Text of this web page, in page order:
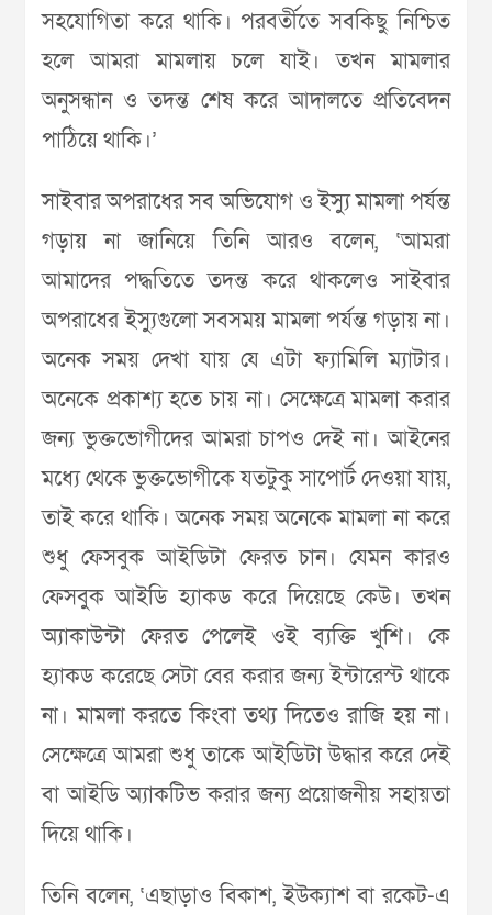
সহযোগিতা করে থাকি। পরবর্তীতে সবকিছু নিশ্চিত
হলে আমরা মামলায় চলে যাই। তখন মামলার
অনুসন্ধান ও তদন্ত শেষ করে আদালতে প্রতিবেদন
পাঠিয়ে থাকি।’
সাইবার অপরাধের সব অভিযোগ ও ইস্যু মামলা পর্যন্ত
গড়ায় না জানিয়ে তিনি আরও বলেন, ‘আমরা
আমাদের পদ্ধতিতে তদন্ত করে থাকলেও সাইবার
অপরাধের ইস্যুগুলো সবসময় মামলা পর্যন্ত গড়ায় না।
অনেক সময় দেখা যায় যে এটা ফ্যামিলি ম্যাটার।
অনেকে প্রকাশ্য হতে চায় না। সেক্ষেত্রে মামলা করার
জন্য ভুক্তভোগীদের আমরা চাপও দেই না। আইনের
মধ্যে থেকে ভুক্তভোগীকে যতটুকু সাপোর্ট দেওয়া যায়,
তাই করে থাকি। অনেক সময় অনেকে মামলা না করে
শুধু ফেসবুক আইডিটা ফেরত চান। যেমন কারও
ফেসবুক আইডি হ্যাকড করে দিয়েছে কেউ। তখন
অ্যাকাউন্টা ফেরত পেলেই ওই ব্যক্তি খুশি। কে
হ্যাকড করেছে সেটা বের করার জন্য ইন্টারেস্ট থাকে
না। মামলা করতে কিংবা তথ্য দিতেও রাজি হয় না।
সেক্ষেত্রে আমরা শুধু তাকে আইডিটা উদ্ধার করে দেই
বা আইডি অ্যাকটিভ করার জন্য প্রয়োজনীয় সহায়তা
দিয়ে থাকি।
তিনি বলেন, ‘এছাড়াও বিকাশ, ইউক্যাশ বা রকেট-এ